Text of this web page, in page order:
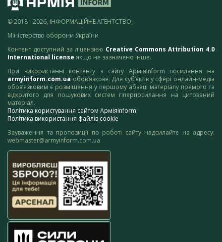
© 2018 - 2026, ІНФОРМАЦІЙНЕ АГЕНТСТВО,
Міністерство оборони України
Контент доступний за ліцензією Creative Commons Attribution 4.0
International license якщо не зазначено інше.
При використанні контенту з сайту АрміяInform посилання на
armyinform.com.ua обов’язкове. Для суб’єктів у сфері онлайн-медіа
обов’язковим є розміщення у першому абзаці матеріалу прямого та
відкритого для пошукових систем гіперпосилання на цитований
матеріал.
Політика користування сайтом АрміяInform
Політика використання файлів cookie
Зауваження та пропозиції по роботі сайту надсилайте на адресу:
webmaster@armyinform.com.ua